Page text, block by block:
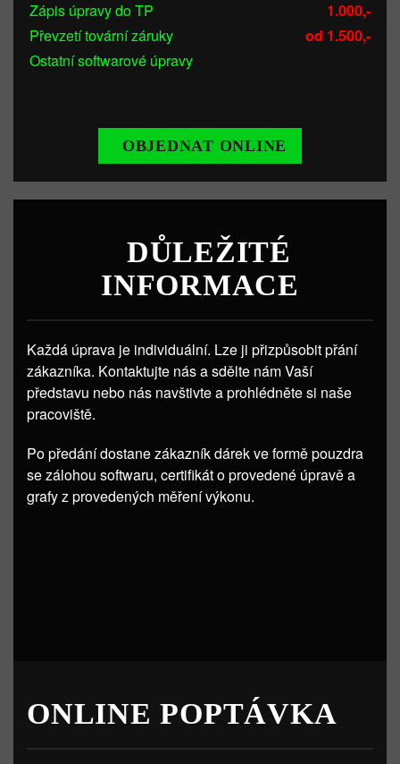
Zápis úpravy do TP
1.000,-
Převzetí tovární záruky
od 1.500,-
Ostatní softwarové úpravy
OBJEDNAT ONLINE
DŮLEŽITÉ
INFORMACE
Každá úprava je individuální. Lze ji přizpůsobit přání
zákazníka. Kontaktujte nás a sdělte nám Vaší
představu nebo nás navštivte a prohlédněte si naše
pracoviště.
Po předání dostane zákazník dárek ve formě pouzdra
se zálohou softwaru, certifikát o provedené úpravě a
grafy z provedených měření výkonu.
ONLINE POPTÁVKA